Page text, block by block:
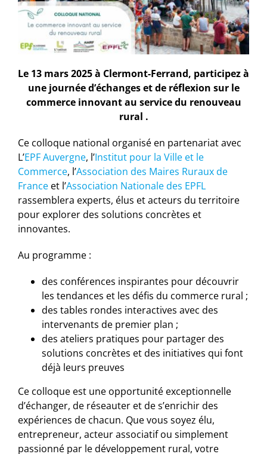
Le 13 mars 2025 à Clermont-Ferrand, participez à
une journée d’échanges et de réflexion sur le
commerce innovant au service du renouveau
rural .
Ce colloque national organisé en partenariat avec
L’EPF Auvergne, l’Institut pour la Ville et le
Commerce, l’Association des Maires Ruraux de
Franceet l’Association Nationale des EPFL
rassemblera experts, élus et acteurs du territoire
pour explorer des solutions concrètes et
innovantes.
Au programme :
des conférences inspirantes pour découvrir
les tendances et les défis du commerce rural ;
des tables rondes interactives avec des
intervenants de premier plan ;
des ateliers pratiques pour partager des
solutions concrètes et des initiatives qui font
déjà leurs preuves
Ce colloque est une opportunité exceptionnelle
d’échanger, de réseauter et de s’enrichir des
expériences de chacun. Que vous soyez élu,
entrepreneur, acteur associatif ou simplement
passionné par le développement rural, votre